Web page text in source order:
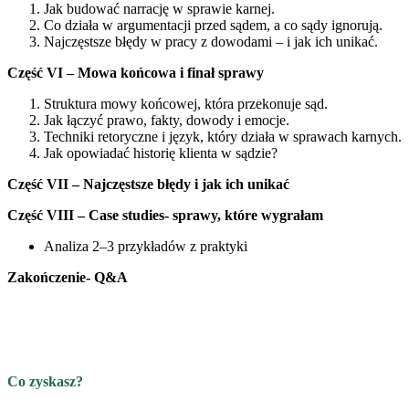
Jak budować narrację w sprawie karnej.
Co działa w argumentacji przed sądem, a co sądy ignorują.
Najczęstsze błędy w pracy z dowodami – i jak ich unikać.
Część VI – Mowa końcowa i finał sprawy
Struktura mowy końcowej, która przekonuje sąd.
Jak łączyć prawo, fakty, dowody i emocje.
Techniki retoryczne i język, który działa w sprawach karnych.
Jak opowiadać historię klienta w sądzie?
Część VII – Najczęstsze błędy i jak ich unikać
Część VIII – Case studies- sprawy, które wygrałam
Analiza 2–3 przykładów z praktyki
Zakończenie- Q&A
Co zyskasz?